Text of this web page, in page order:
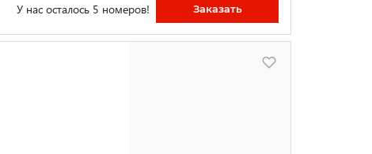
У нас осталось 5 номеров! Заказать